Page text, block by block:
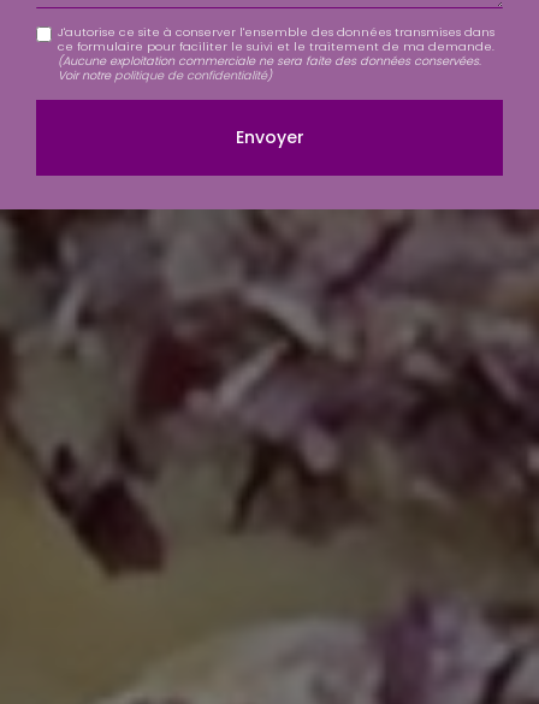
J'autorise ce site à conserver l'ensemble des données transmises dans
ce formulaire pour faciliter le suivi et le traitement de ma demande.
(Aucune exploitation commerciale ne sera faite des données conservées.
Voir notre politique de confidentialité)